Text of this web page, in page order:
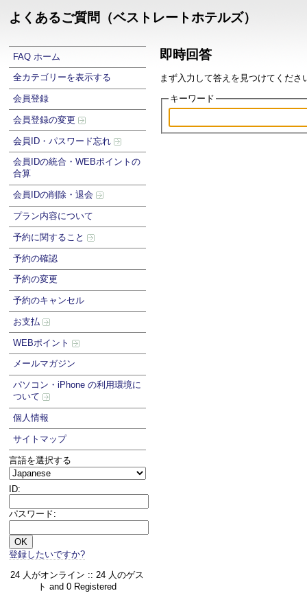
よくあるご質問（ベストレートホテルズ）
FAQ ホーム
全カテゴリーを表示する
会員登録
会員登録の変更
会員ID・パスワード忘れ
会員IDの統合・WEBポイントの
合算
会員IDの削除・退会
プラン内容について
予約に関すること
予約の確認
予約の変更
予約のキャンセル
お支払
WEBポイント
メールマガジン
パソコン・iPhone の利用環境に
ついて
個人情報
サイトマップ
言語を選択する
ID:
パスワード:
登録したいですか?
24 人がオンライン :: 24 人のゲス
ト and 0 Registered
即時回答
まず入力して答えを見つけてくださ
キーワード